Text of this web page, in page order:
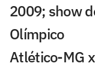
2009; show
Olímpico
Atlético-MG